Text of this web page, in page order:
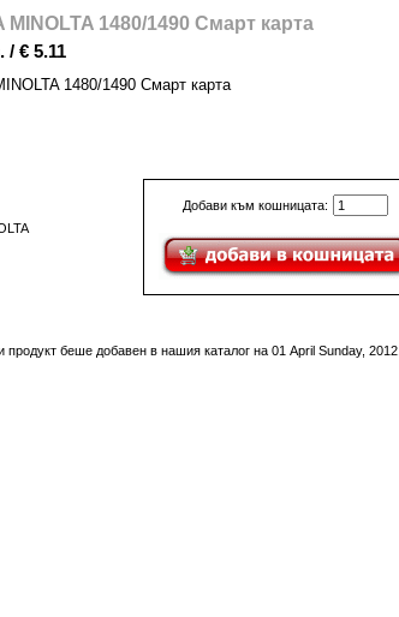
MINOLTA 1480/1490 Смарт карта
/ € 5.11
1480/1490 Смарт карта
Добави към кошницата:
продукт беше добавен в нашия каталог на 01 April Sunday, 2012.